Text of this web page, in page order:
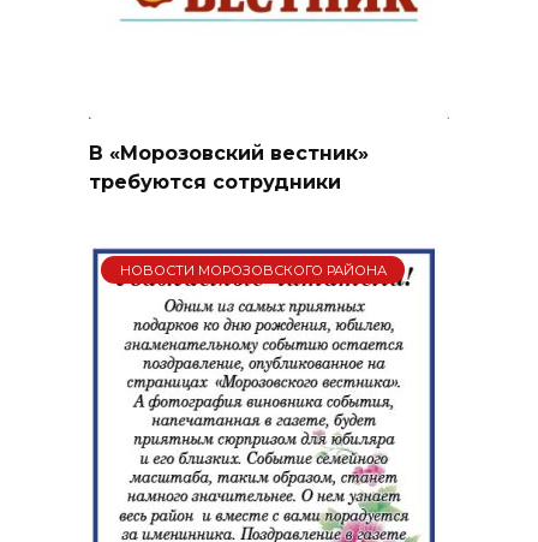
В «Морозовский вестник»
требуются сотрудники
НОВОСТИ МОРОЗОВСКОГО РАЙОНА